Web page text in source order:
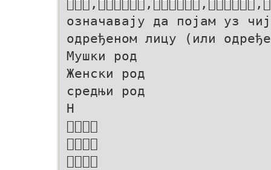
означавају да појам уз
одређеном лицу (или
Мушки род
Женски род
средњи род
Н


